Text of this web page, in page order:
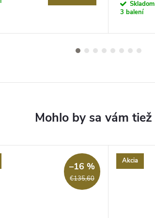
cena:Skladom
3 balení
€135,60
–16 % Akcia